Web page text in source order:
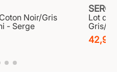
Noir/Gris
- Serge
Lot de
Gris/
42,90